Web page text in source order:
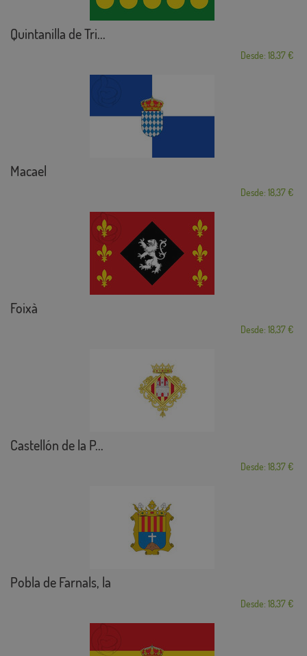
Quintanilla de Tri...
Desde: 18,37 €
Macael
Desde: 18,37 €
Foixà
Desde: 18,37 €
Castellón de la P...
Desde: 18,37 €
Pobla de Farnals, la
Desde: 18,37 €